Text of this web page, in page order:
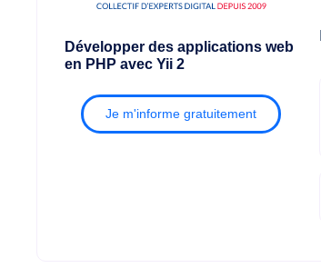
Développer des applications web
en PHP avec Yii 2
Je m'informe gratuitement